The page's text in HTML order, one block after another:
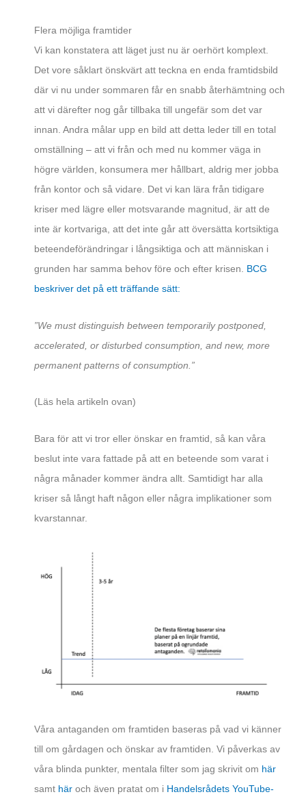
Flera möjliga framtider
Vi kan konstatera att läget just nu är oerhört komplext.
Det vore såklart önskvärt att teckna en enda framtidsbild
där vi nu under sommaren får en snabb återhämtning och
att vi därefter nog går tillbaka till ungefär som det var
innan. Andra målar upp en bild att detta leder till en total
omställning – att vi från och med nu kommer väga in
högre världen, konsumera mer hållbart, aldrig mer jobba
från kontor och så vidare. Det vi kan lära från tidigare
kriser med lägre eller motsvarande magnitud, är att de
inte är kortvariga, att det inte går att översätta kortsiktiga
beteendeförändringar i långsiktiga och att människan i
grunden har samma behov före och efter krisen. BCG
beskriver det på ett träffande sätt:
”We must distinguish between temporarily postponed,
accelerated, or disturbed consumption, and new, more
permanent patterns of consumption.”
(Läs hela artikeln ovan)
Bara för att vi tror eller önskar en framtid, så kan våra
beslut inte vara fattade på att en beteende som varat i
några månader kommer ändra allt. Samtidigt har alla
kriser så långt haft någon eller några implikationer som
kvarstannar.
Våra antaganden om framtiden baseras på vad vi känner
till om gårdagen och önskar av framtiden. Vi påverkas av
våra blinda punkter, mentala filter som jag skrivit om här
samt här och även pratat om i Handelsrådets YouTube-